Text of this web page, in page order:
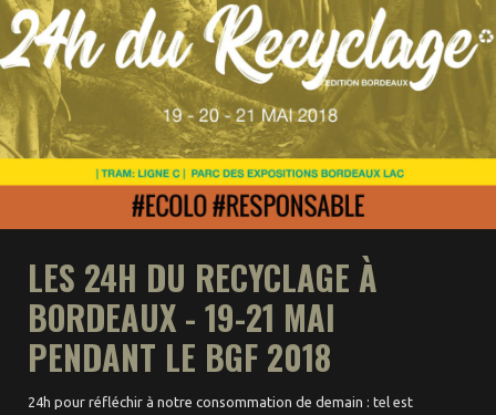
LES 24H DU RECYCLAGE À
BORDEAUX - 19-21 MAI
PENDANT LE BGF 2018
24h pour réfléchir à notre consommation de demain : tel est